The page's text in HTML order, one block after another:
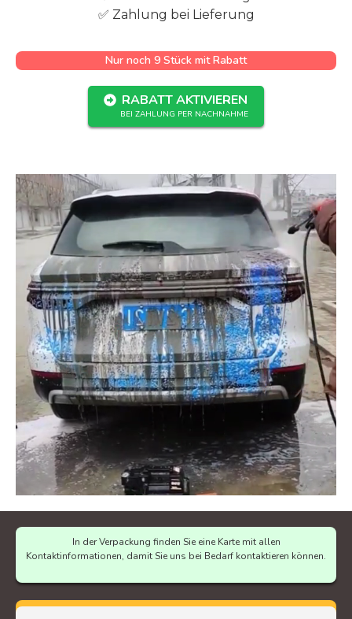
✅ Zahlung bei Lieferung
Nur noch 9 Stück mit Rabatt
RABATT AKTIVIEREN
BEI ZAHLUNG PER NACHNAHME
In der Verpackung finden Sie eine Karte mit allen
Kontaktinformationen, damit Sie uns bei Bedarf kontaktieren können.